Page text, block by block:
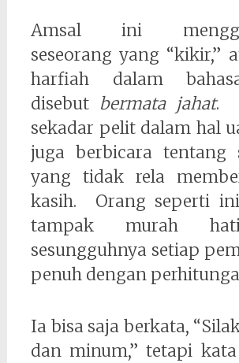
Amsal ini
seseorang yang “kikir,”
harfiah dalam
disebut bermata jahat.
sekadar pelit dalam hal
juga berbicara tentang
yang tidak rela
kasih. Orang seperti
tampak murah
sesungguhnya setiap
penuh dengan
Ia bisa saja berkata,
dan minum,” tetapi